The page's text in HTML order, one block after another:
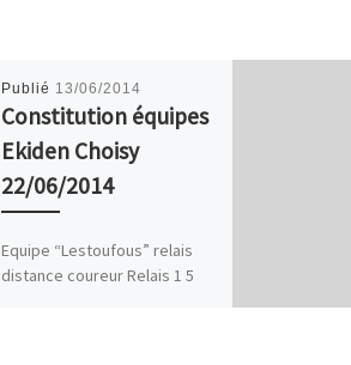
Publié 13/06/2014
Constitution équipes
Ekiden Choisy
22/06/2014
Equipe “Lestoufous” relais
distance coureur Relais 1 5